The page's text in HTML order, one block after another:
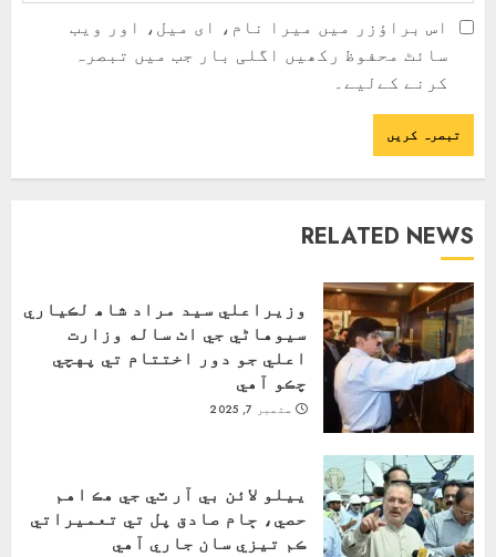
اس براؤزر میں میرا نام، ای میل، اور ویب
سائٹ محفوظ رکھیں اگلی بار جب میں تبصرہ
کرنے کےلیے۔
RELATED NEWS
وزيراعلي سيد مراد شاھ لڪياري
سيوهاڻي جي اٺ ساله وزارت
اعلي جو دور اختتام تي پهچي
چڪو آهي
ستمبر 7, 2025
ييلو لائن بي آر ٽي جي هڪ اهم
حصي، ڄام صادق پل تي تعميراتي
ڪم تيزي سان جاري آهي